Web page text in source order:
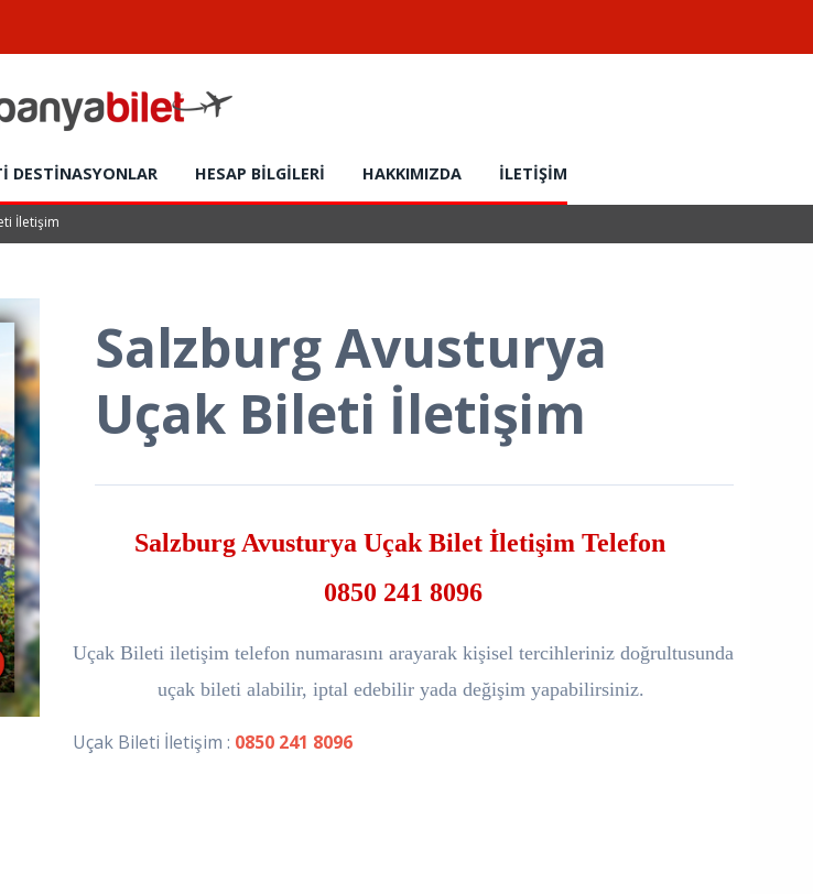
DESTINASYONLAR HESAP BİLGİLERİ HAKKIMIZDA İLETIŞIM
İletişim
Salzburg Avusturya
Uçak Bileti İletişim
Salzburg Avusturya Uçak Bilet İletişim Telefon
0850 241 8096
Uçak Bileti iletişim telefon numarasını arayarak kişisel tercihleriniz doğrultusunda
uçak bileti alabilir, iptal edebilir yada değişim yapabilirsiniz.
Uçak Bileti İletişim : 0850 241 8096